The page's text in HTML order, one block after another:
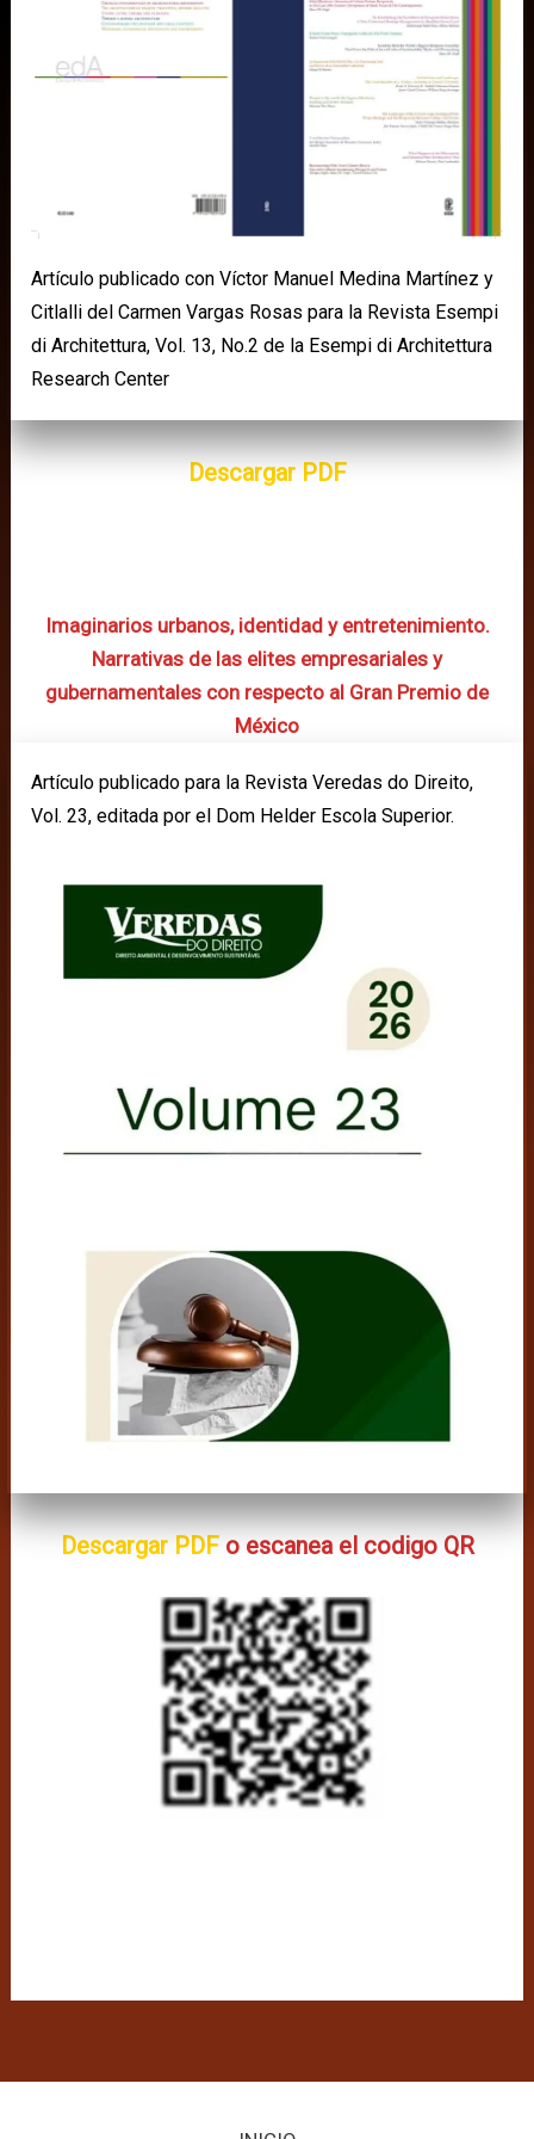
Artículo publicado con Víctor Manuel Medina Martínez y
Citlalli del Carmen Vargas Rosas para la Revista Esempi
di Architettura, Vol. 13, No.2 de la Esempi di Architettura
Research Center
Descargar PDF
Imaginarios urbanos, identidad y entretenimiento.
Narrativas de las elites empresariales y
gubernamentales con respecto al Gran Premio de
México
Artículo publicado para la Revista Veredas do Direito,
Vol. 23, editada por el Dom Helder Escola Superior.
Descargar PDF o escanea el codigo QR